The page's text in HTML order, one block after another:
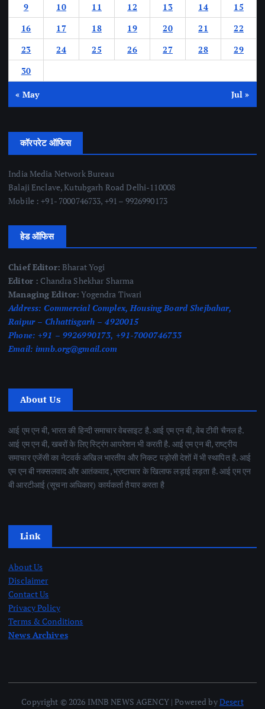
9
10 11 12 13 14
15
16
17 18 19 20 21
22
23
24 25 26 27 28
29
30
« May Jul »
कॉरपरेट ऑफिस
India Media Network Bureau
Balaji Enclave, Kutubgarh Road Delhi-110008
Mobile : +91- 7000746733, +91 – 9926990173
हेड ऑफिस
Chief Editor: Bharat Yogi
Editor : Chandra Shekhar Sharma
Managing Editor: Yogendra Tiwari
Address: Commercial Complex, Housing Board Shejbahar,
Raipur – Chhattisgarh – 4920015
Phone: +91 – 9926990173, +91-7000746733
Email: imnb.org@gmail.com
About Us
आई एम एन बी, भारत की हिन्दी समाचार वेबसाइट है. आई एम एन बी, वेब टीवी चैनल है.
आई एम एन बी, खबरों के लिए स्ट्रिंग आपरेशन भी करती है. आई एम एन बी, राष्ट्रीय
समाचार एजेंसी का नेटवर्क अखिल भारतीय और निकट पड़ोसी देशों में भी स्थापित है. आई
एम एन बी नक्सलवाद और आतंकवाद ,भ्रष्टाचार के खिलाफ लड़ाई लड़ता है. आई एम एन
बी आरटीआई (सूचना अधिकार) कार्यकर्ता तैयार करता है
Link
About Us
Disclaimer
Contact Us
Privacy Policy
Terms & Conditions
News Archives
Copyright © 2026 IMNB NEWS AGENCY | Powered byDesert